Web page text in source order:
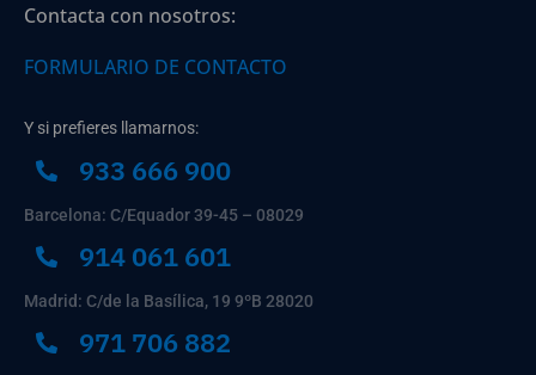
Contacta con nosotros:
FORMULARIO DE CONTACTO
Y si prefieres llamarnos:
933 666 900
Barcelona: C/Equador 39-45 – 08029
914 061 601
Madrid: C/de la Basílica, 19 9ºB 28020
971 706 882